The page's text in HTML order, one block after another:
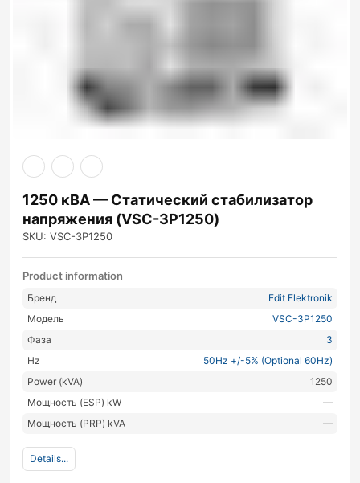
1250 кВА — Статический стабилизатор
напряжения (VSC-3P1250)
SKU: VSC-3P1250
Product information
Бренд
Edit Elektronik
Модель
VSC-3P1250
Фаза
3
Hz
50Hz +/-5% (Optional 60Hz)
Power (kVA)
1250
Мощность (ESP) kW
—
Мощность (PRP) kVA
—
Details...